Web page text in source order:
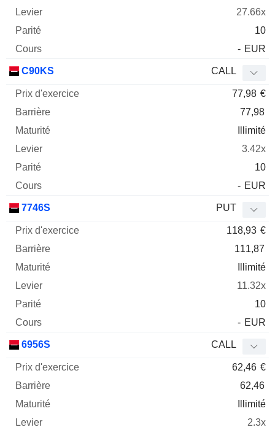
27.66x
10
- EUR
C90KS CALL
77,98 €
77,98
Illimité
3.42x
10
- EUR
7746S PUT
118,93 €
111,87
Illimité
11.32x
10
- EUR
6956S CALL
62,46 €
62,46
Illimité
2.3x